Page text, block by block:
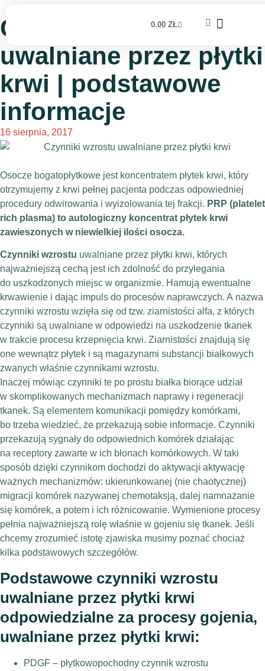
0.00 ZŁ
Czynniki wzrostu
uwalniane przez płytki
krwi | podstawowe
informacje
16 sierpnia, 2017
Osocze bogatopłytkowe jest koncentratem płytek krwi, który
otrzymujemy z krwi pełnej pacjenta podczas odpowiedniej
procedury odwirowania i wyizolowania tej frakcji. PRP (platelet
rich plasma) to autologiczny koncentrat płytek krwi
zawieszonych w niewielkiej ilości osocza.
Czynniki wzrostu uwalniane przez płytki krwi, których
najważniejszą cechą jest ich zdolność do przylegania
do uszkodzonych miejsc w organizmie. Hamują ewentualne
krwawienie i dając impuls do procesów naprawczych. A nazwa
czynniki wzrostu wzięła się od tzw. ziarnistości alfa, z których
czynniki są uwalniane w odpowiedzi na uszkodzenie tkanek
w trakcie procesu krzepnięcia krwi. Ziarnistości znajdują się
one wewnątrz płytek i są magazynami substancji białkowych
zwanych właśnie czynnikami wzrostu.
Inaczej mówiąc czynniki te po prostu białka biorące udział
w skomplikowanych mechanizmach naprawy i regeneracji
tkanek. Są elementem komunikacji pomiędzy komórkami,
bo trzeba wiedzieć, że przekazują sobie informacje. Czynniki
przekazują sygnały do odpowiednich komórek działając
na receptory zawarte w ich błonach komórkowych. W taki
sposób dzięki czynnikom dochodzi do aktywacji aktywację
ważnych mechanizmów: ukierunkowanej (nie chaotycznej)
migracji komórek nazywanej chemotaksją, dalej namnażanie
się komórek, a potem i ich różnicowanie. Wymienione procesy
pełnia najważniejszą rolę właśnie w gojeniu się tkanek. Jeśli
chcemy zrozumieć istotę zjawiska musimy poznać chociaż
kilka podstawowych szczegółów.
Podstawowe czynniki wzrostu
uwalniane przez płytki krwi
odpowiedzialne za procesy gojenia,
uwalniane przez płytki krwi:
PDGF – płytkowopochodny czynnik wzrostu